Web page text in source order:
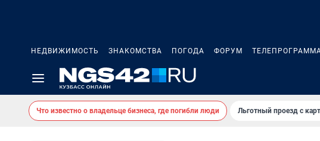
НЕДВИЖИМОСТЬ ЗНАКОМСТВА ПОГОДА ФОРУМ
Что известно о владельце бизнеса, где погибли люди Льготный проезд с